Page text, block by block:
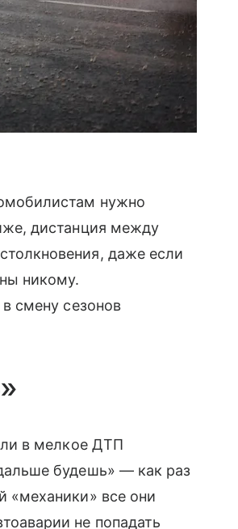
нужно
дистанция между
даже если
никому.
смену сезонов
в мелкое ДТП
будешь» — как раз
«механики» все они
не попадать